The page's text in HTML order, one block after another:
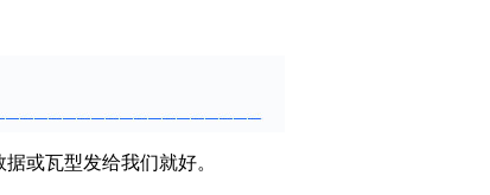
或瓦型发给我们就好。